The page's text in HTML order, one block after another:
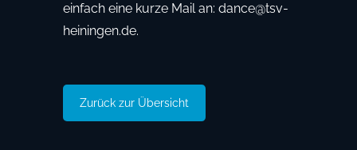
einfach eine kurze Mail an: dance@tsv-
heiningen.de.
Zurück zur Übersicht